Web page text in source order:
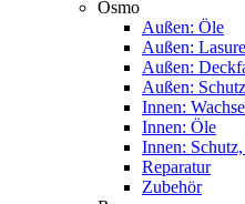
Osmo
Außen: Öle
Außen:
Außen:
Außen:
Innen: Wachse
Innen: Öle
Innen:
Reparatur
Zubehör